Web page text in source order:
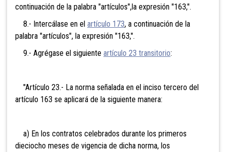
continuación de la palabra "artículos",la expresión "163,".
8.- Intercálase en el artículo 173, a continuación de la
palabra "artículos", la expresión "163,".
9.- Agrégase el siguiente artículo 23 transitorio:
"Artículo 23.- La norma señalada en el inciso tercero del
artículo 163 se aplicará de la siguiente manera:
a) En los contratos celebrados durante los primeros
dieciocho meses de vigencia de dicha norma, los